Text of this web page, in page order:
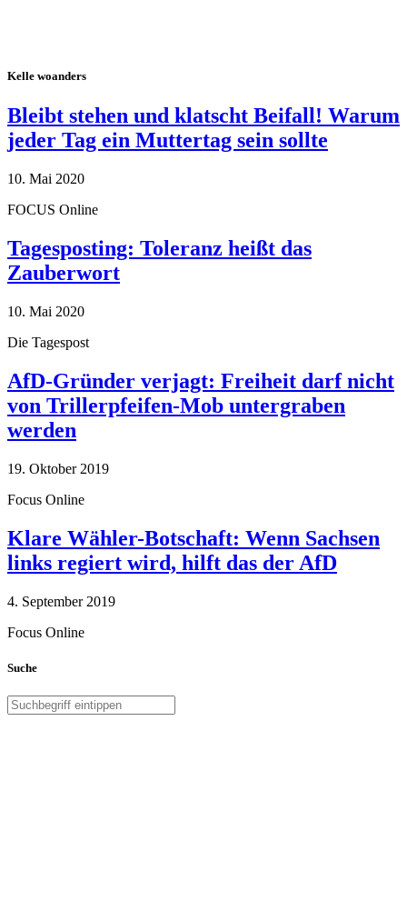
Kelle woanders
Bleibt stehen und klatscht Beifall! Warum
jeder Tag ein Muttertag sein sollte
10. Mai 2020
FOCUS Online
Tagesposting: Toleranz heißt das
Zauberwort
10. Mai 2020
Die Tagespost
AfD-Gründer verjagt: Freiheit darf nicht
von Trillerpfeifen-Mob untergraben
werden
19. Oktober 2019
Focus Online
Klare Wähler-Botschaft: Wenn Sachsen
links regiert wird, hilft das der AfD
4. September 2019
Focus Online
Suche